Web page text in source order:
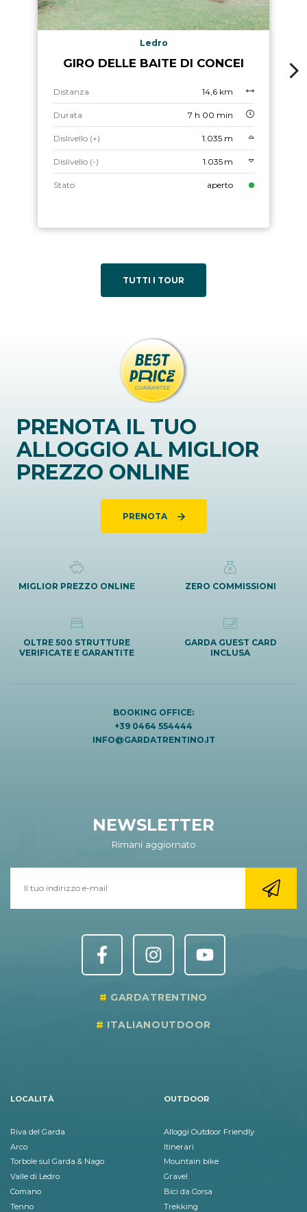
Ledro
GIRO DELLE BAITE DI CONCEI
Distanza 14,6 km
Durata 7 h 00 min
Dislivello (+) 1.035 m
Dislivello (-) 1.035 m
Stato aperto
TUTTI I TOUR
PRENOTA IL TUO
ALLOGGIO AL MIGLIOR
PREZZO ONLINE
PRENOTA
MIGLIOR PREZZO ONLINE ZERO COMMISSIONI
OLTRE 500 STRUTTURE
VERIFICATE E GARANTITE
GARDA GUEST CARD
INCLUSA
BOOKING OFFICE:
+39 0464 554444
INFO@GARDATRENTINO.IT
NEWSLETTER
Rimani aggiornato
GARDATRENTINO
ITALIANOUTDOOR
LOCALITÀ
Riva del Garda
Arco
Torbole sul Garda & Nago
Valle di Ledro
Comano
Tenno
OUTDOOR
Alloggi Outdoor Friendly
Itinerari
Mountain bike
Gravel
Bici da Corsa
Trekking